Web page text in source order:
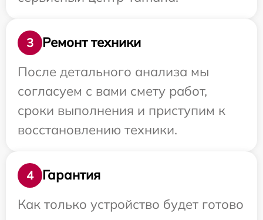
3
Ремонт техники
После детального анализа мы
согласуем с вами смету работ,
сроки выполнения и приступим к
восстановлению техники.
4
Гарантия
Как только устройство будет готово